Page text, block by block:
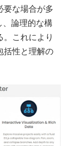
要な場合が多
、論理的な構
これにより
括性と理解の